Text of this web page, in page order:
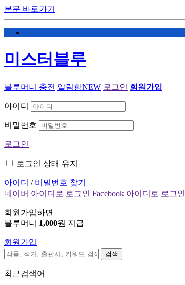
본문 바로가기
미스터블루
블루머니 충전 알림함NEW 로그인 회원가입
아이디
비밀번호
로그인
로그인 상태 유지
아이디 / 비밀번호 찾기
네이버 아이디로 로그인 Facebook 아이디로 로그인
회원가입하면
블루머니 1,000원 지급
회원가입
검색
최근검색어